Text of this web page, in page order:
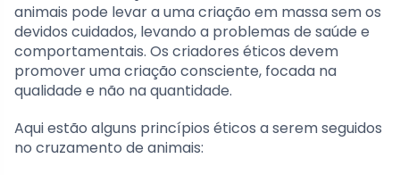
animais pode levar a uma criação em massa sem os
devidos cuidados, levando a problemas de saúde e
comportamentais. Os criadores éticos devem
promover uma criação consciente, focada na
qualidade e não na quantidade.
Aqui estão alguns princípios éticos a serem seguidos
no cruzamento de animais: